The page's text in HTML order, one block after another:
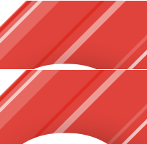
Romey Herweijer
Felicity Swartz